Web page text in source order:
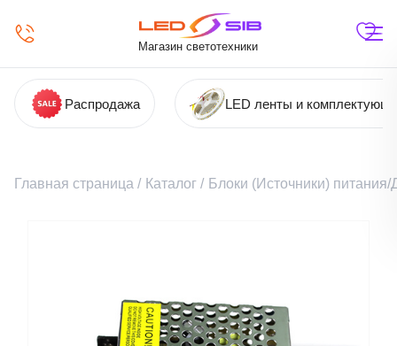
Магазин светотехники
Распродажа LED ленты и
Главная страница / Каталог / Блоки (Источники)